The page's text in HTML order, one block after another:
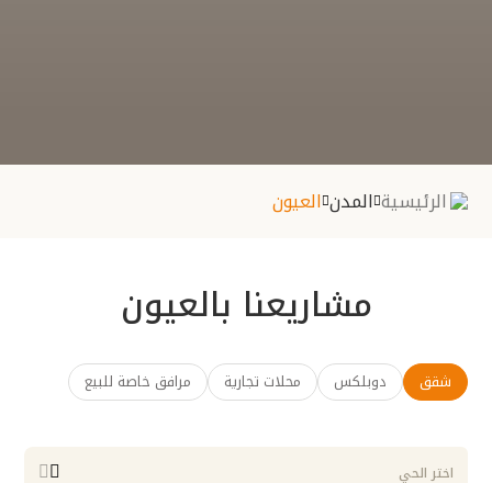
الرئيسية المدن العيون
مشاريعنا بالعيون
شقق دوبلكس محلات تجارية مرافق خاصة للبيع
اختر الحي